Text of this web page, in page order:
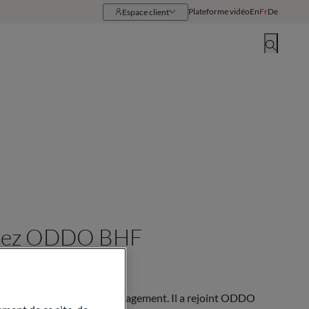
Espace client Plateforme vidéoEnFrDe
ODDO BHF
ODDO BHF Asset Management. Il a rejoint ODDO